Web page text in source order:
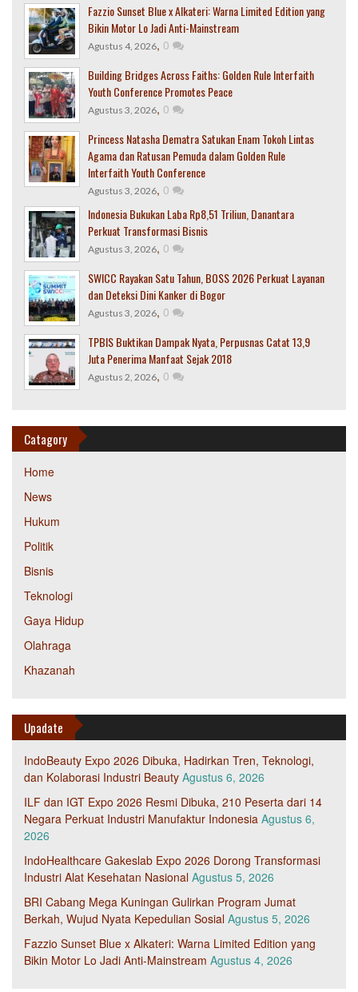
Fazzio Sunset Blue x Alkateri: Warna Limited Edition yang
Bikin Motor Lo Jadi Anti-Mainstream
Agustus 4, 2026, 0
Building Bridges Across Faiths: Golden Rule Interfaith
Youth Conference Promotes Peace
Agustus 3, 2026, 0
Princess Natasha Dematra Satukan Enam Tokoh Lintas
Agama dan Ratusan Pemuda dalam Golden Rule
Interfaith Youth Conference
Agustus 3, 2026, 0
Indonesia Bukukan Laba Rp8,51 Triliun, Danantara
Perkuat Transformasi Bisnis
Agustus 3, 2026, 0
SWICC Rayakan Satu Tahun, BOSS 2026 Perkuat Layanan
dan Deteksi Dini Kanker di Bogor
Agustus 3, 2026, 0
TPBIS Buktikan Dampak Nyata, Perpusnas Catat 13,9
Juta Penerima Manfaat Sejak 2018
Agustus 2, 2026, 0
Catagory
Home
News
Hukum
Politik
Bisnis
Teknologi
Gaya Hidup
Olahraga
Khazanah
Upadate
IndoBeauty Expo 2026 Dibuka, Hadirkan Tren, Teknologi,
dan Kolaborasi Industri Beauty Agustus 6, 2026
ILF dan IGT Expo 2026 Resmi Dibuka, 210 Peserta dari 14
Negara Perkuat Industri Manufaktur Indonesia Agustus 6,
2026
IndoHealthcare Gakeslab Expo 2026 Dorong Transformasi
Industri Alat Kesehatan Nasional Agustus 5, 2026
BRI Cabang Mega Kuningan Gulirkan Program Jumat
Berkah, Wujud Nyata Kepedulian Sosial Agustus 5, 2026
Fazzio Sunset Blue x Alkateri: Warna Limited Edition yang
Bikin Motor Lo Jadi Anti-Mainstream Agustus 4, 2026